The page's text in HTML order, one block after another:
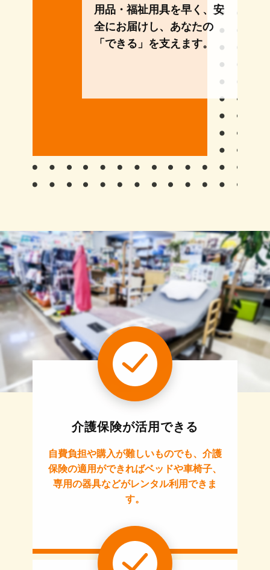
用品・福祉用具を早く、安
全にお届けし、あなたの
「できる」を支えます。
介護保険が活用できる
自費負担や購入が難しいものでも、介護
保険の適用ができればベッドや車椅子、
専用の器具などがレンタル利用できま
す。